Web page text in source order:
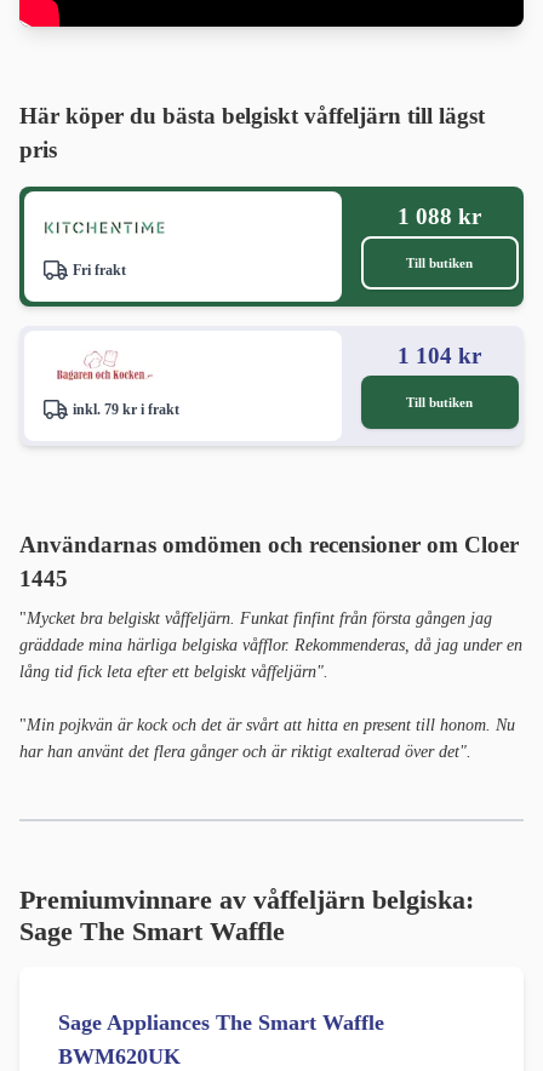
Här köper du bästa belgiskt våffeljärn till lägst
pris
Fri frakt
1 088 kr
Till butiken
inkl. 79 kr i frakt
1 104 kr
Till butiken
Användarnas omdömen och recensioner om Cloer
1445
"Mycket bra belgiskt våffeljärn. Funkat finfint från första gången jag
gräddade mina härliga belgiska våfflor. Rekommenderas, då jag under en
lång tid fick leta efter ett belgiskt våffeljärn".
"Min pojkvän är kock och det är svårt att hitta en present till honom. Nu
har han använt det flera gånger och är riktigt exalterad över det".
Premiumvinnare av våffeljärn belgiska:
Sage The Smart Waffle
Sage Appliances The Smart Waffle
BWM620UK